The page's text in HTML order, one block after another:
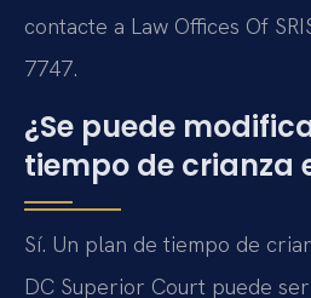
contacte a Law Offices Of
7747.
¿Se puede
tiempo de crianza
Sí. Un plan de tiempo de
DC Superior Court puede